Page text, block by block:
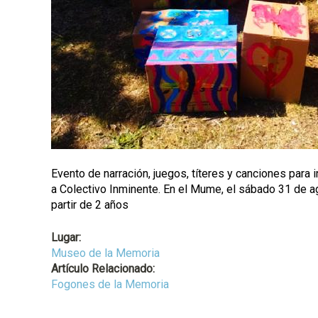
Evento de narración, juegos, títeres y canciones
a Colectivo Inminente. En el Mume, el sábado 31 de
partir de 2 años
Lugar:
Museo de la Memoria
Artículo Relacionado:
Fogones de la Memoria